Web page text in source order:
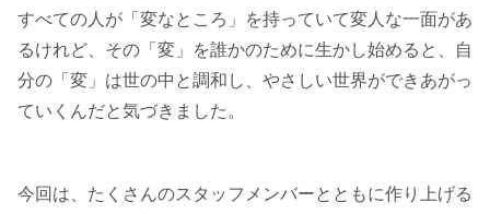
すべての人が「変なところ」を持っていて変人な一面があ
るけれど、その「変」を誰かのために生かし始めると、自
分の「変」は世の中と調和し、やさしい世界ができあがっ
ていくんだと気づきました。
今回は、たくさんのスタッフメンバーとともに作り上げる